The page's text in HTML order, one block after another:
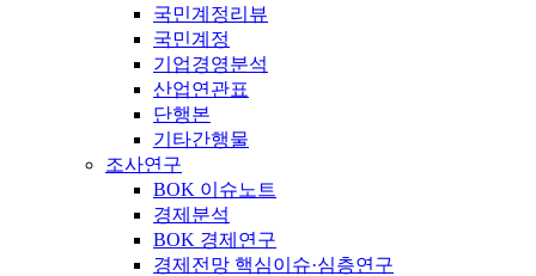
국민계정리뷰
국민계정
기업경영분석
산업연관표
단행본
기타간행물
조사연구
BOK 이슈노트
경제분석
BOK 경제연구
경제전망 핵심이슈·심층연구